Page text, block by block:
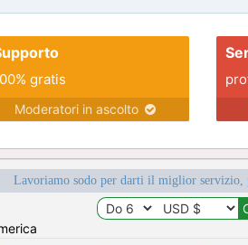
gratis
Moderatori in ascolto
Lavoriamo sodo per darti il miglior servizio,